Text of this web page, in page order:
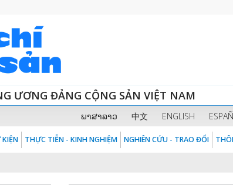
ƯƠNG ĐẢNG CỘNG SẢN VIỆT NAM
ພາສາລາວ 中文 ENGLISH
KIỆN THỰC TIỄN - KINH NGHIỆM NGHIÊN CỨU - TRAO ĐỔI